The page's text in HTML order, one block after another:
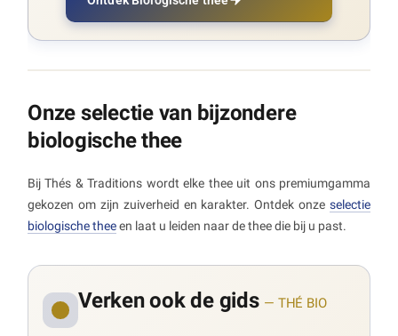
Onze selectie van bijzondere
biologische thee
Bij Thés & Traditions wordt elke thee uit ons premiumgamma
gekozen om zijn zuiverheid en karakter. Ontdek onze selectie
biologische theeen laat u leiden naar de thee die bij u past.
Verken ook de gids — THÉ BIO